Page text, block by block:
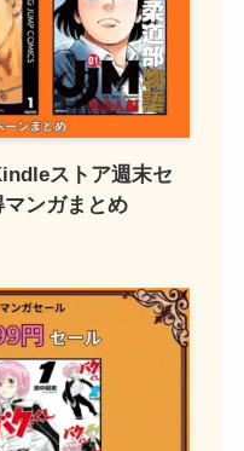
ストア週末セ
ンガまとめ